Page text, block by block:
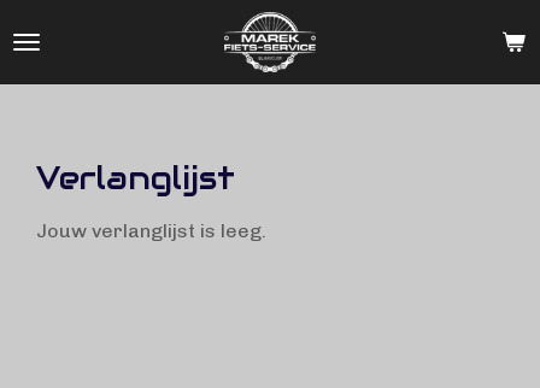
direct
naar
Verlanglijst
Jouw verlanglijst is leeg.